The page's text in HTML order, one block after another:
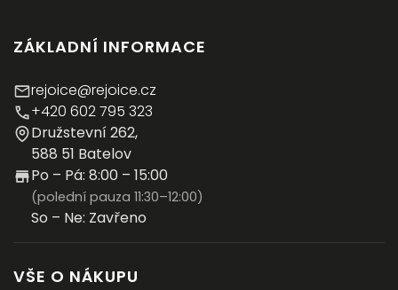
ZÁKLADNÍ INFORMACE
rejoice@rejoice.cz
+420 602 795 323
Družstevní 262,
588 51 Batelov
Po – Pá: 8:00 – 15:00
(polední pauza 11:30–12:00)
So – Ne: Zavřeno
VŠE O NÁKUPU